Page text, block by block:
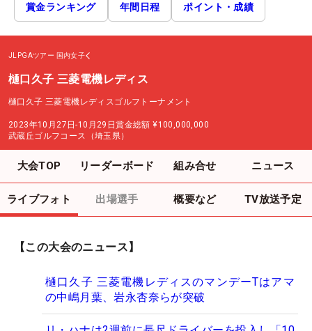
賞金ランキング 年間日程 ポイント・成績
JLPGAツアー 国内女子
樋口久子 三菱電機レディス
樋口久子 三菱電機レディスゴルフトーナメント
2023年10月27日-10月29日賞金総額 ¥100,000,000
武蔵丘ゴルフコース（埼玉県）
大会TOP リーダーボード 組み合せ ニュース
ライブフォト 出場選手 概要など TV放送予定
【この大会のニュース】
樋口久子 三菱電機レディスのマンデーTはアマ
の中嶋月葉、岩永杏奈らが突破